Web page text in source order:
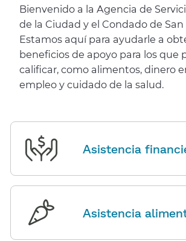
Bienvenido a la Agencia de
de la Ciudad y el Condado de San
Estamos aquí para ayudarle a
beneficios de apoyo para los que
calificar, como alimentos, dinero
empleo y cuidado de la salud.​​
Asistencia
Asistencia